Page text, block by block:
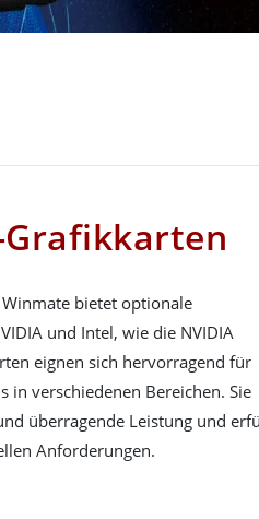
bietet optionale
und Intel, wie die NVIDIA
eignen sich hervorragend für
verschiedenen Bereichen. Sie
überragende Leistung und
Anforderungen.